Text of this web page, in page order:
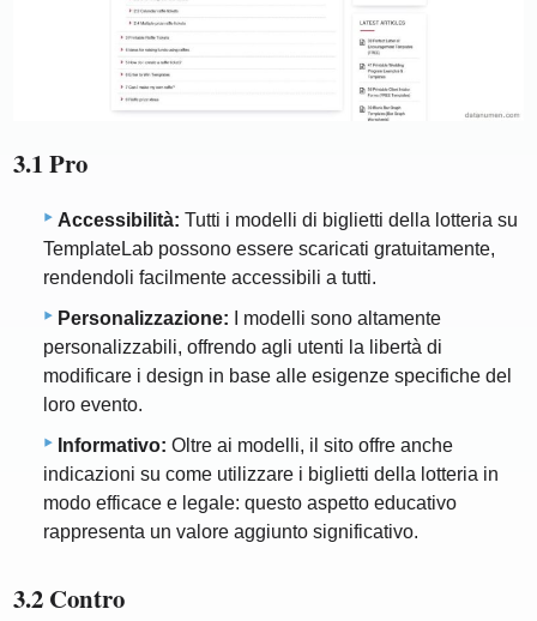
3.1 Pro
Accessibilità: Tutti i modelli di biglietti della lotteria su
TemplateLab possono essere scaricati gratuitamente,
rendendoli facilmente accessibili a tutti.
Personalizzazione: I modelli sono altamente
personalizzabili, offrendo agli utenti la libertà di
modificare i design in base alle esigenze specifiche del
loro evento.
Informativo: Oltre ai modelli, il sito offre anche
indicazioni su come utilizzare i biglietti della lotteria in
modo efficace e legale: questo aspetto educativo
rappresenta un valore aggiunto significativo.
3.2 Contro